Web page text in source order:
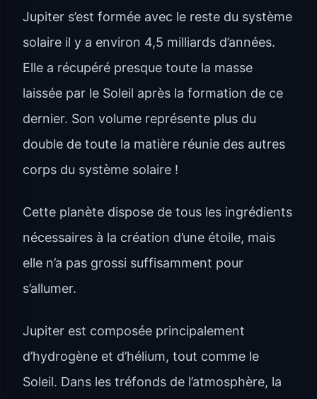
Jupiter s’est formée avec le reste du système
solaire il y a environ 4,5 milliards d’années.
Elle a récupéré presque toute la masse
laissée par le Soleil après la formation de ce
dernier. Son volume représente plus du
double de toute la matière réunie des autres
corps du système solaire !
Cette planète dispose de tous les ingrédients
nécessaires à la création d’une étoile, mais
elle n’a pas grossi suffisamment pour
s’allumer.
Jupiter est composée principalement
d’hydrogène et d’hélium, tout comme le
Soleil. Dans les tréfonds de l’atmosphère, la